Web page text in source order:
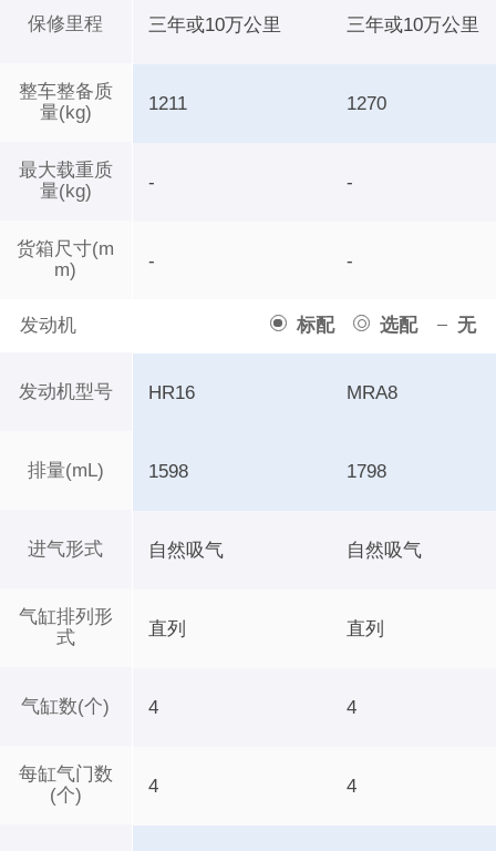
保修里程
整车整备质
量(kg)
最大载重质
量(kg)
货箱尺寸(m
m)
发动机 标配 选配 无
发动机型号
排量(mL)
进气形式
气缸排列形
式
气缸数(个)
每缸气门数
(个)
三年或10万公里 三年或10万公里
1211 1270
- -
- -
HR16 MRA8
1598 1798
自然吸气 自然吸气
直列 直列
4 4
4 4